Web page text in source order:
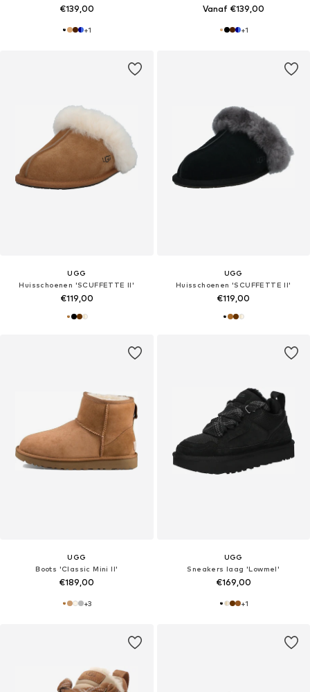
€139,00
+1
Vanaf €139,00
+1
UGG
Huisschoenen 'SCUFFETTE II'
€119,00
UGG
Huisschoenen 'SCUFFETTE II'
€119,00
UGG
Boots 'Classic Mini II'
€189,00
+3
UGG
Sneakers laag 'Lowmel'
€169,00
+1